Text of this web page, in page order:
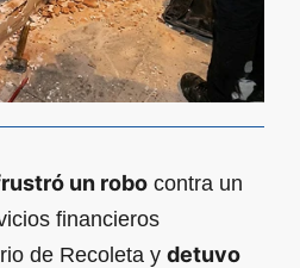
un robo contra un
financieros
de Recoleta y detuvo